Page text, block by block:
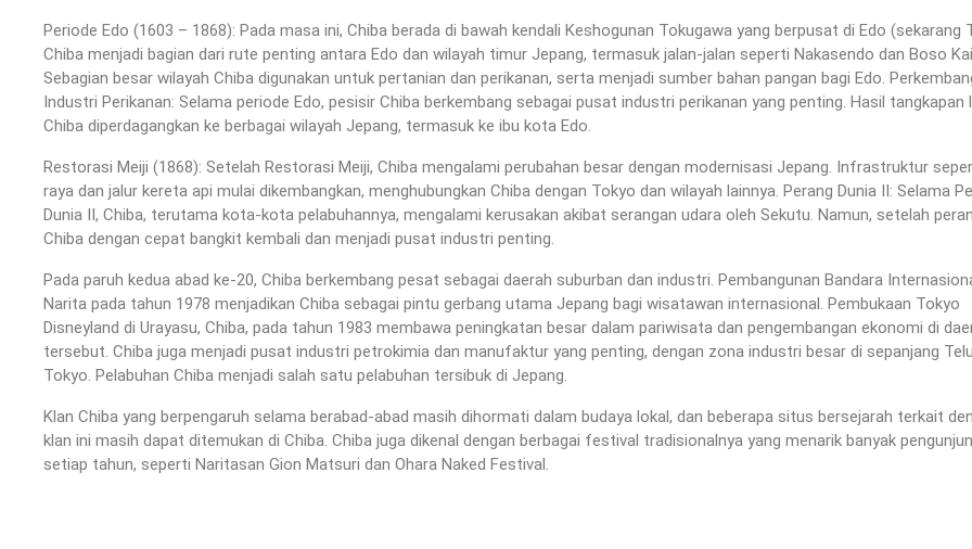
Periode Edo (1603 – 1868): Pada masa ini, Chiba berada di bawah kendali Keshogunan Tokugawa yang berpusat di Edo (sekarang
Chiba menjadi bagian dari rute penting antara Edo dan wilayah timur Jepang, termasuk jalan-jalan seperti Nakasendo dan Boso
Sebagian besar wilayah Chiba digunakan untuk pertanian dan perikanan, serta menjadi sumber bahan pangan bagi Edo.
Industri Perikanan: Selama periode Edo, pesisir Chiba berkembang sebagai pusat industri perikanan yang penting. Hasil tangkapan
Chiba diperdagangkan ke berbagai wilayah Jepang, termasuk ke ibu kota Edo.
Restorasi Meiji (1868): Setelah Restorasi Meiji, Chiba mengalami perubahan besar dengan modernisasi Jepang. Infrastruktur
raya dan jalur kereta api mulai dikembangkan, menghubungkan Chiba dengan Tokyo dan wilayah lainnya. Perang Dunia II: Selama
Dunia II, Chiba, terutama kota-kota pelabuhannya, mengalami kerusakan akibat serangan udara oleh Sekutu. Namun, setelah
Chiba dengan cepat bangkit kembali dan menjadi pusat industri penting.
Pada paruh kedua abad ke-20, Chiba berkembang pesat sebagai daerah suburban dan industri. Pembangunan Bandara
Narita pada tahun 1978 menjadikan Chiba sebagai pintu gerbang utama Jepang bagi wisatawan internasional. Pembukaan Tokyo
Disneyland di Urayasu, Chiba, pada tahun 1983 membawa peningkatan besar dalam pariwisata dan pengembangan ekonomi di
tersebut. Chiba juga menjadi pusat industri petrokimia dan manufaktur yang penting, dengan zona industri besar di sepanjang
Tokyo. Pelabuhan Chiba menjadi salah satu pelabuhan tersibuk di Jepang.
Klan Chiba yang berpengaruh selama berabad-abad masih dihormati dalam budaya lokal, dan beberapa situs bersejarah terkait
klan ini masih dapat ditemukan di Chiba. Chiba juga dikenal dengan berbagai festival tradisionalnya yang menarik banyak
setiap tahun, seperti Naritasan Gion Matsuri dan Ohara Naked Festival.